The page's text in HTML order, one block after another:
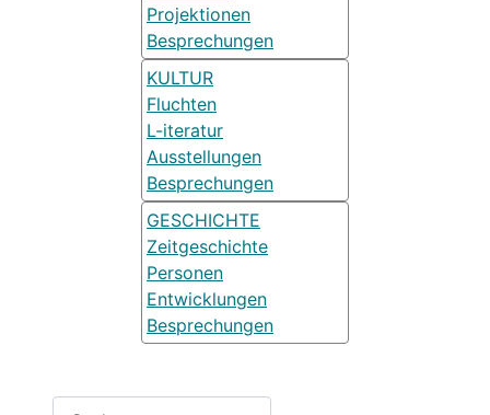
Projektionen
Besprechungen
KULTUR
Fluchten
L-iteratur
Ausstellungen
Besprechungen
GESCHICHTE
Zeitgeschichte
Personen
Entwicklungen
Besprechungen